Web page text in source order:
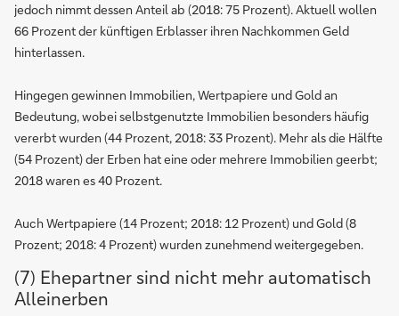
jedoch nimmt dessen Anteil ab (2018: 75 Prozent). Aktuell wollen
66 Prozent der künftigen Erblasser ihren Nachkommen Geld
hinterlassen.
Hingegen gewinnen Immobilien, Wertpapiere und Gold an
Bedeutung, wobei selbstgenutzte Immobilien besonders häufig
vererbt wurden (44 Prozent, 2018: 33 Prozent). Mehr als die Hälfte
(54 Prozent) der Erben hat eine oder mehrere Immobilien geerbt;
2018 waren es 40 Prozent.
Auch Wertpapiere (14 Prozent; 2018: 12 Prozent) und Gold (8
Prozent; 2018: 4 Prozent) wurden zunehmend weitergegeben.
(7) Ehepartner sind nicht mehr automatisch
Alleinerben